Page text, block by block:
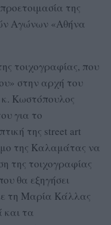
της
Αγώνων «Αθήνα
τοιχογραφίας, που
στην αρχή του
κ. Κωστόπουλος
για το
της street art
της Καλαμάτας να
της τοιχογραφίας
θα εξηγήσει
τη Μαρία Κάλλας
και τα